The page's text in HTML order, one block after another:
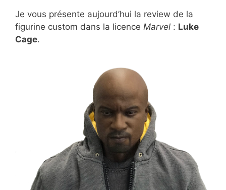
Je vous présente aujourd’hui la review de la
figurine custom dans la licence Marvel : Luke
Cage.